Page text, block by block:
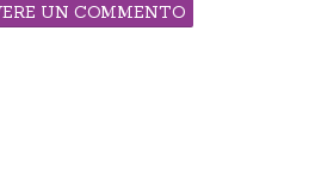
UN COMMENTO